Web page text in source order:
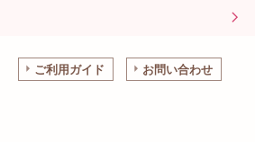
ご利用ガイド お問い合わせ